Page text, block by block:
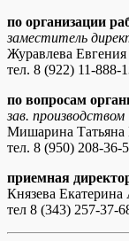
по организации
заместитель
Журавлева
тел. 8 (922) 11-888-
по вопросам
зав. производством
Мишарина Татьяна
тел. 8 (950) 208-36-
приемная
Князева Екатерина
тел 8 (343) 257-37-